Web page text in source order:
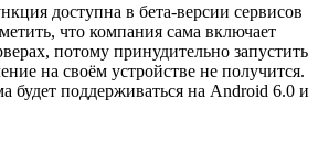
доступна в бета-версии сервисов
что компания сама включает
потому принудительно запустить
на своём устройстве не получится.
будет поддерживаться на Android 6.0 и